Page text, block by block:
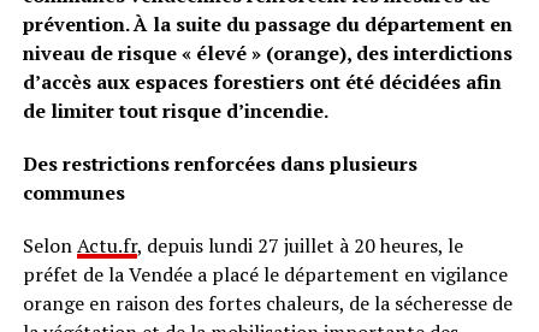
prévention. À la suite du passage du département en
niveau de risque « élevé » (orange), des interdictions
d’accès aux espaces forestiers ont été décidées afin
de limiter tout risque d’incendie.
Des restrictions renforcées dans plusieurs
communes
SelonActu.fr, depuis lundi 27 juillet à 20 heures, le
préfet de la Vendée a placé le département en vigilance
orange en raison des fortes chaleurs, de la sécheresse de